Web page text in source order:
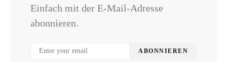
Einfach mit der E-Mail-Adresse
abonnieren.
ABONNIEREN